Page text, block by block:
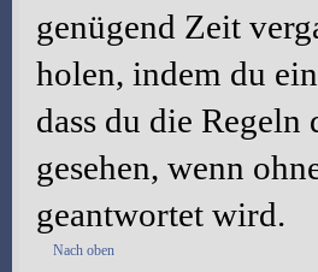
genügend Zeit
holen, indem du
dass du die
gesehen, wenn
geantwortet wird.
Nach oben